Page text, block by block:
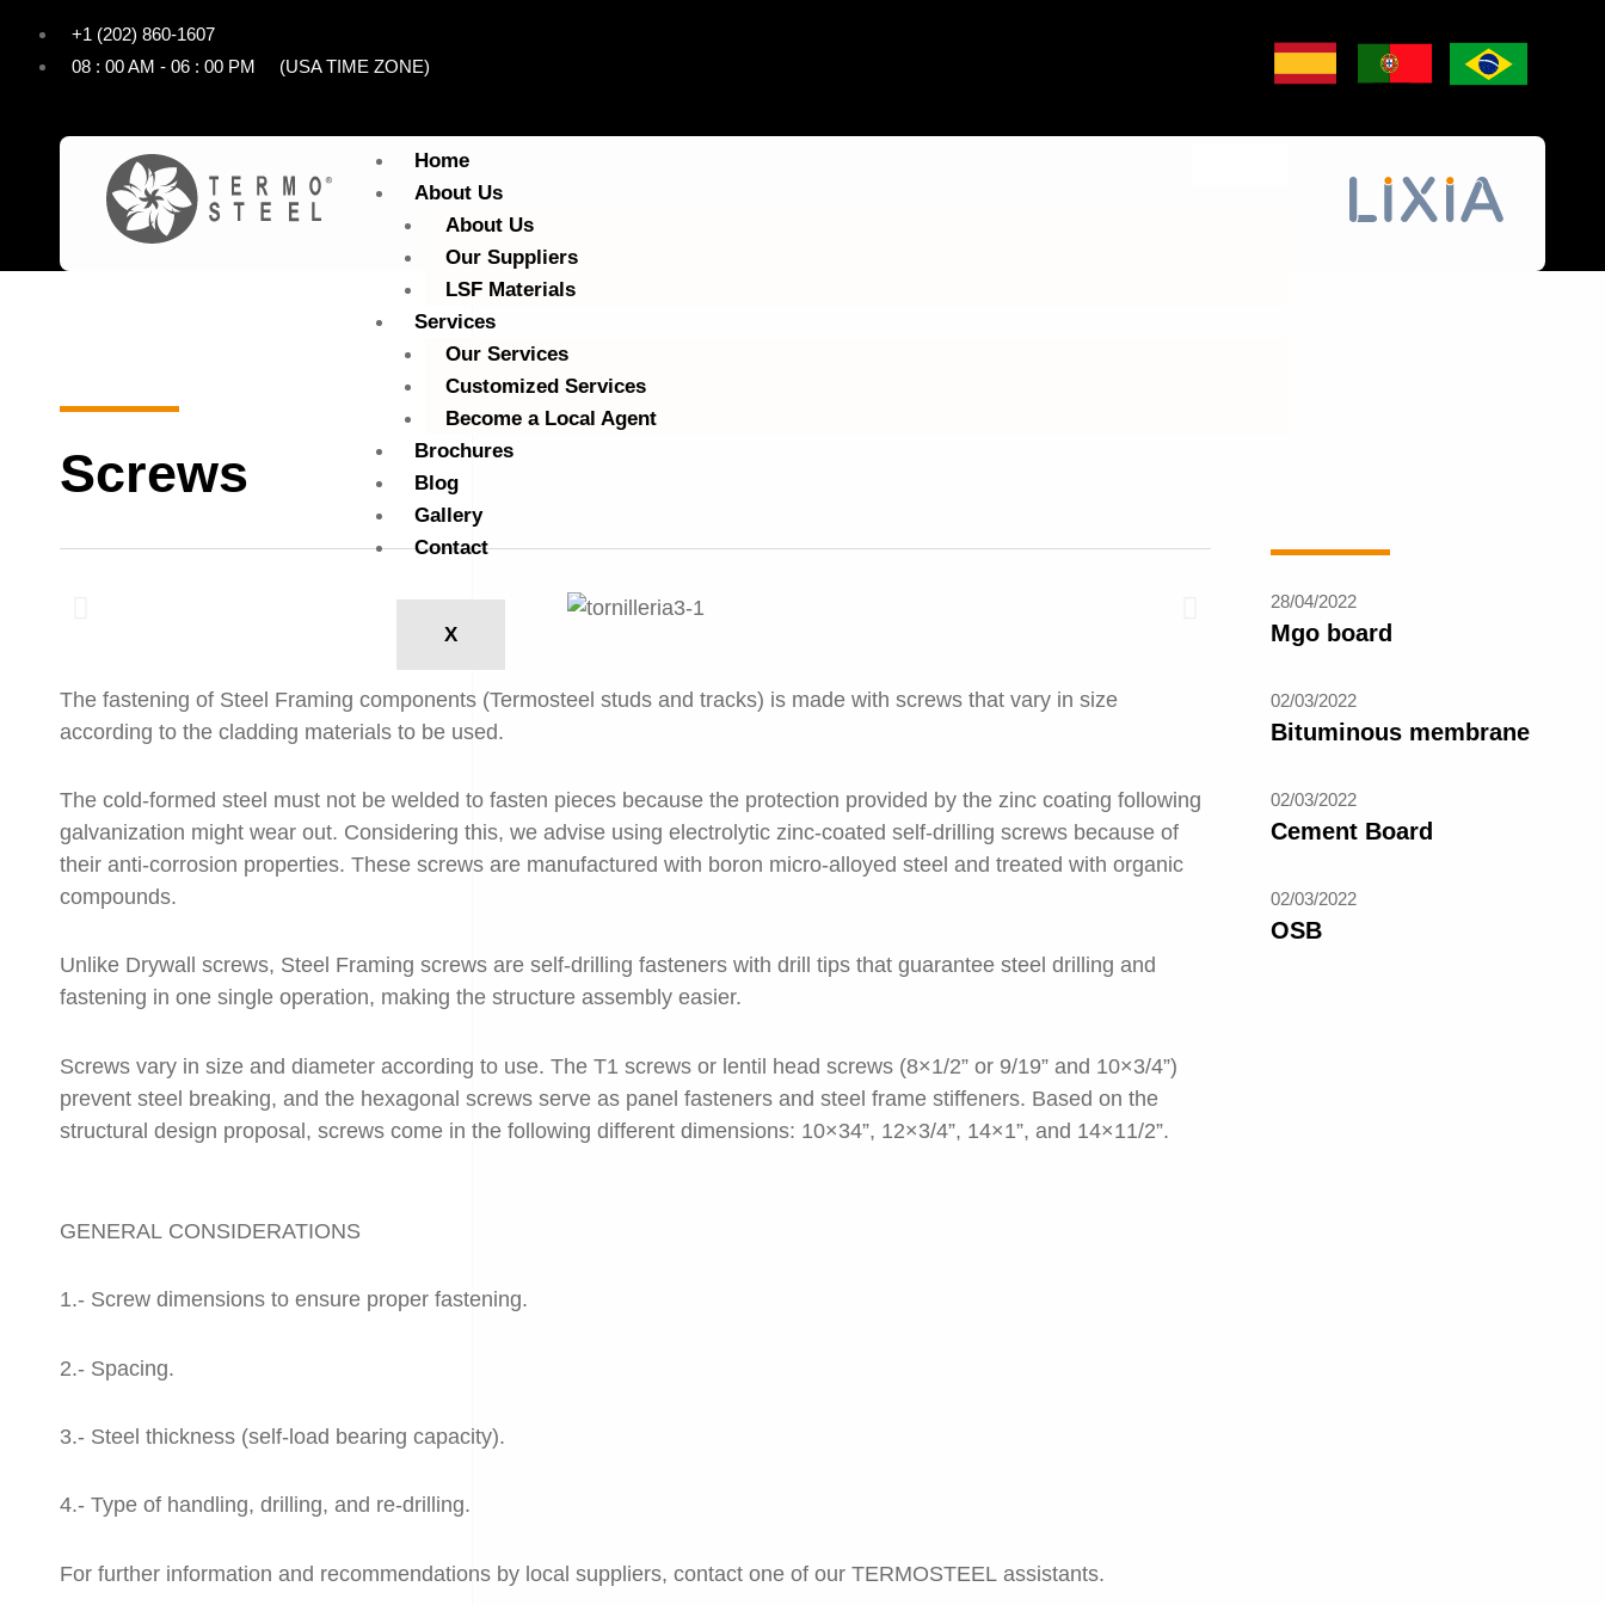
+1 (202) 860-1607
08 : 00 AM - 06 : 00 PM (USA TIME ZONE)
Home
About Us
About Us
Our Suppliers
LSF Materials
Services
Our Services
Customized Services
Become a Local Agent
Brochures
Blog
Gallery
Contact
X
Screws
The fastening of Steel Framing components (Termosteel studs and tracks) is made with screws that vary in size
according to the cladding materials to be used.
The cold-formed steel must not be welded to fasten pieces because the protection provided by the zinc coating following
galvanization might wear out. Considering this, we advise using electrolytic zinc-coated self-drilling screws because of
their anti-corrosion properties. These screws are manufactured with boron micro-alloyed steel and treated with organic
compounds.
Unlike Drywall screws, Steel Framing screws are self-drilling fasteners with drill tips that guarantee steel drilling and
fastening in one single operation, making the structure assembly easier.
Screws vary in size and diameter according to use. The T1 screws or lentil head screws (8×1/2” or 9/19” and 10×3/4”)
prevent steel breaking, and the hexagonal screws serve as panel fasteners and steel frame stiffeners. Based on the
structural design proposal, screws come in the following different dimensions: 10×34”, 12×3/4”, 14×1”, and 14×11/2”.
GENERAL CONSIDERATIONS
1.- Screw dimensions to ensure proper fastening.
2.- Spacing.
3.- Steel thickness (self-load bearing capacity).
4.- Type of handling, drilling, and re-drilling.
For further information and recommendations by local suppliers, contact one of our TERMOSTEEL assistants.
28/04/2022
Mgo board
02/03/2022
Bituminous membrane
02/03/2022
Cement Board
02/03/2022
OSB